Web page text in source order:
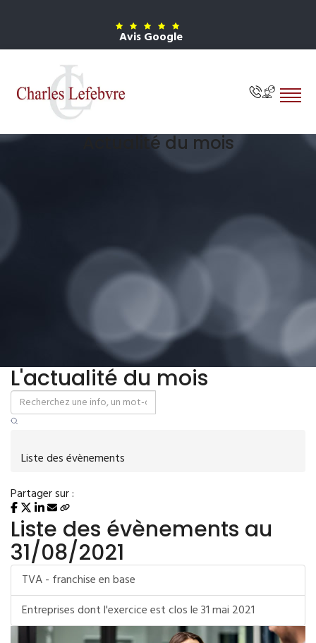
Avis Google
Actualité du mois
L'actualité du mois
Liste des évènements
Partager sur :
Liste des évènements au
31/08/2021
TVA - franchise en base
Entreprises dont l'exercice est clos le 31 mai 2021